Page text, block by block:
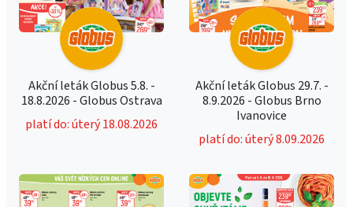
Akční leták Globus 5.8. -
18.8.2026 - Globus Ostrava
platí do: úterý 18.08.2026
Akční leták Globus 29.7. -
8.9.2026 - Globus Brno
Ivanovice
platí do: úterý 8.09.2026